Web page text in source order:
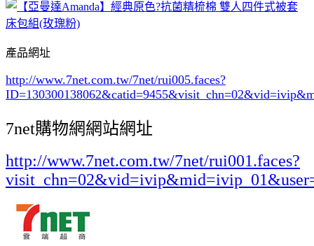
產品網址
http://www.7net.com.tw/7net/rui005.faces?
ID=130300138062&catid=9455
7net購物網網站網址
http://www.7net.com.tw/7net/rui001.faces?